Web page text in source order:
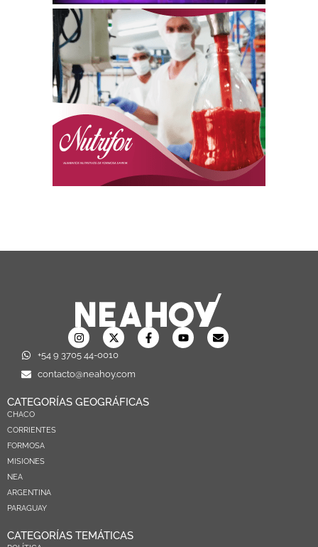
+54 9 3705 44-0010
contacto@neahoy.com
CATEGORÍAS GEOGRÁFICAS
CHACO
CORRIENTES
FORMOSA
MISIONES
NEA
ARGENTINA
PARAGUAY
CATEGORÍAS TEMÁTICAS